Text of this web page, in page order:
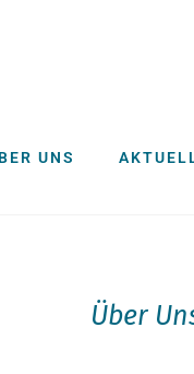
UNS
Über